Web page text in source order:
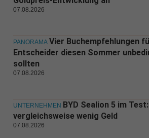
07.08.2026
PANORAMA Vier Buchempfehlungen
Entscheider diesen Sommer
sollten
07.08.2026
UNTERNEHMEN BYD Sealion 5 im
vergleichsweise wenig Geld
07.08.2026